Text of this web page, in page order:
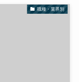
職種・業界別